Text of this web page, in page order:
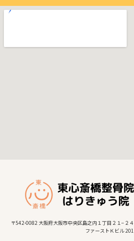
〒542-0082 大阪府大阪市中央区島之内１丁目２１−２４
ファーストＫビル 201